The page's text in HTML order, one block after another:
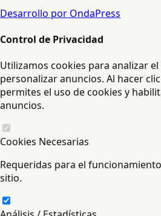
Desarrollo por OndaPress
Control de Privacidad
Utilizamos cookies para analizar
personalizar anuncios. Al hacer
permites el uso de cookies y
anuncios.
Cookies Necesarias
Requeridas para el
sitio.